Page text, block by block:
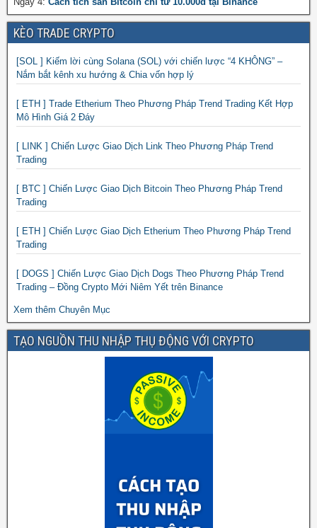
KÈO TRADE CRYPTO
[SOL ] Kiếm lời cùng Solana (SOL) với chiến lược “4 KHÔNG” –
Nắm bắt kênh xu hướng & Chia vốn hợp lý
[ ETH ] Trade Etherium Theo Phương Pháp Trend Trading Kết Hợp
Mô Hình Giá 2 Đáy
[ LINK ] Chiến Lược Giao Dịch Link Theo Phương Pháp Trend
Trading
[ BTC ] Chiến Lược Giao Dịch Bitcoin Theo Phương Pháp Trend
Trading
[ ETH ] Chiến Lược Giao Dịch Etherium Theo Phương Pháp Trend
Trading
[ DOGS ] Chiến Lược Giao Dịch Dogs Theo Phương Pháp Trend
Trading – Đồng Crypto Mới Niêm Yết trên Binance
Xem thêm Chuyên Mục
TẠO NGUỒN THU NHẬP THỤ ĐỘNG VỚI CRYPTO